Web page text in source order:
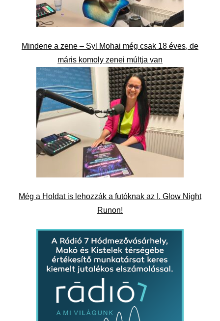
Mindene a zene – Syl Mohai még csak 18 éves, de
máris komoly zenei múltja van
Még a Holdat is lehozzák a futóknak az I. Glow Night
Runon!